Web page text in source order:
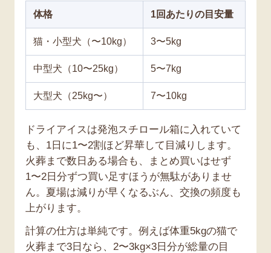
体格 1回あたりの目安量
猫・小型犬（〜10kg） 3〜5kg
中型犬（10〜25kg） 5〜7kg
大型犬（25kg〜） 7〜10kg
ドライアイスは発泡スチロール箱に入れていて
も、1日に1〜2割ほど昇華して目減りします。
火葬まで数日ある場合も、まとめ買いはせず
1〜2日分ずつ買い足すほうが無駄がありませ
ん。夏場は減りが早くなるぶん、交換の頻度も
上がります。
計算の仕方は単純です。例えば体重5kgの猫で
火葬まで3日なら、2〜3kg×3日分が総量の目